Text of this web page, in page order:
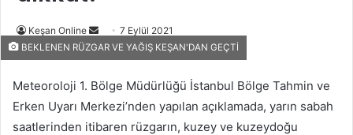
Keşan Online
Bir
e-
göndermek
7 Eylül 2021
BEKLENEN RÜZGAR VE YAĞIŞ KEŞAN'DAN GEÇTİ
Meteoroloji 1. Bölge Müdürlüğü İstanbul Bölge Tahmin ve
Erken Uyarı Merkezi’nden yapılan açıklamada, yarın sabah
saatlerinden itibaren rüzgarın, kuzey ve kuzeydoğu